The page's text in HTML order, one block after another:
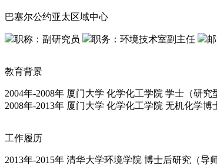
巴塞尔公约亚太区域中心
职称：副研究员 职务：环境技术室副主任
教育背景
2004年-2008年 厦门大学 化学化工学院 学士（研究
2008年-2013年 厦门大学 化学化工学院 无机化学博
工作履历
2013年-2015年 清华大学环境学院 博士后研究（导